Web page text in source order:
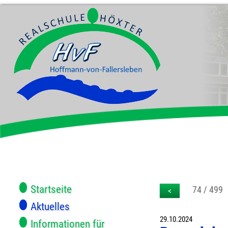
Startseite
Aktuelles
Informationen für
< 74 / 499
29.10.2024